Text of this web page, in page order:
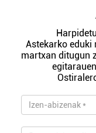
Astekarko eduki
martxan ditugun